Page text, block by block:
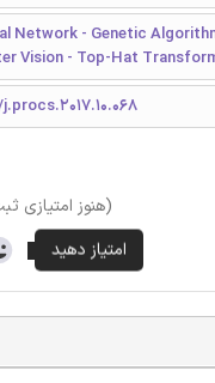
Network - Genetic
Vision - Top-Hat
(هنوز امتیازی